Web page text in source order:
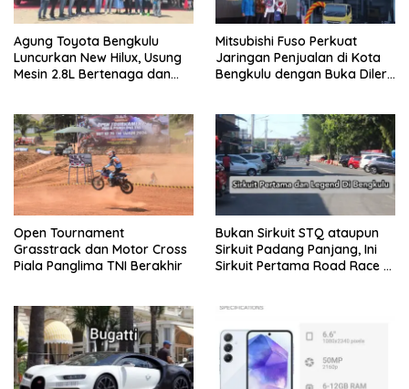
Agung Toyota Bengkulu
Luncurkan New Hilux, Usung
Mesin 2.8L Bertenaga dan
Mitsubishi Fuso Perkuat
Jaringan Penjualan di Kota
Bengkulu dengan Buka Diler
Open Tournament
Grasstrack dan Motor Cross
Piala Panglima TNI Berakhir
Bukan Sirkuit STQ ataupun
Sirkuit Padang Panjang, Ini
Sirkuit Pertama Road Race di